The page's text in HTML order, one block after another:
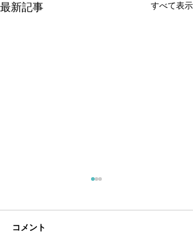
最新記事 すべて表示
・7/5（日）・7/12（日）・
7/20（月）・7/26（日）
コメント